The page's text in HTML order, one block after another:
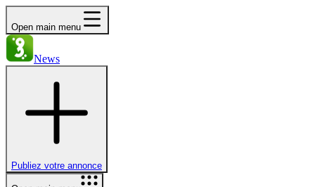
Open main menu
News
Publiez votre annonce